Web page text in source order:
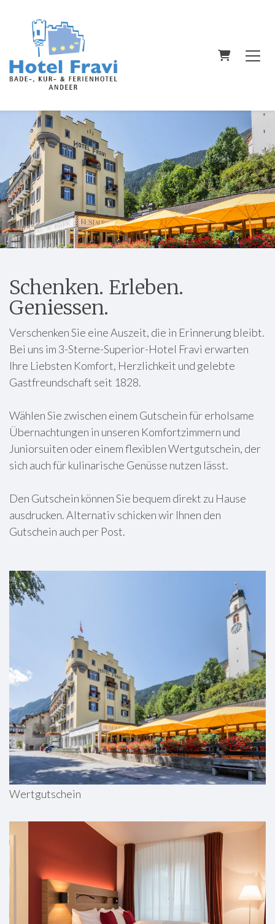
Schenken. Erleben.
Geniessen.
Verschenken Sie eine Auszeit, die in Erinnerung bleibt.
Bei uns im 3-Sterne-Superior-Hotel Fravi erwarten
Ihre Liebsten Komfort, Herzlichkeit und gelebte
Gastfreundschaft seit 1828.
Wählen Sie zwischen einem Gutschein für erholsame
Übernachtungen in unseren Komfortzimmern und
Juniorsuiten oder einem flexiblen Wertgutschein, der
sich auch für kulinarische Genüsse nutzen lässt.
Den Gutschein können Sie bequem direkt zu Hause
ausdrucken. Alternativ schicken wir Ihnen den
Gutschein auch per Post.
Wertgutschein